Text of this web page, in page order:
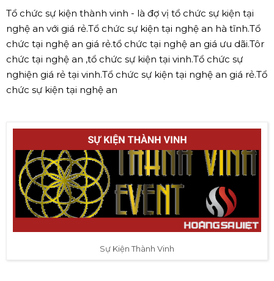
Tổ chức sự kiện thành vinh - là đợ vị tổ chức sự kiện tại
nghệ an với giá rẻ.Tổ chức sự kiện tại nghệ an hà tĩnh.Tổ
chức tại nghệ an giá rẻ.tổ chức tại nghệ an giá ưu dãi.Tôr
chức tại nghệ an ,tổ chức sự kiện tại vinh.Tổ chức sự
nghiện giá rẻ tại vinh.Tổ chức sự kiện tại nghệ an giá rẻ.Tổ
chức sự kiện tại nghệ an
Sự Kiện Thành Vinh